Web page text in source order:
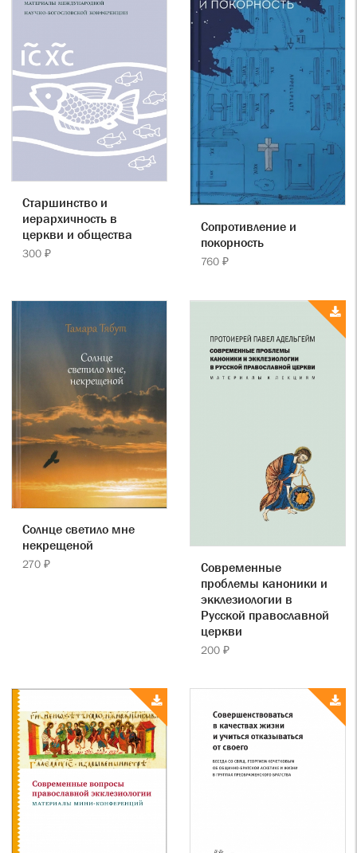
Старшинство и
иерархичность в
церкви и общества
300 ₽
Сопротивление и
покорность
760 ₽
Солнце светило мне
некрещеной
270 ₽
Современные
проблемы каноники и
экклезиологии в
Русской православной
церкви
200 ₽